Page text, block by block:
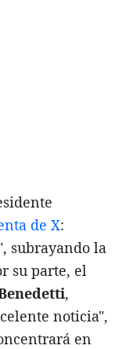
de X:
subrayando la
su parte, el
,
noticia",
en